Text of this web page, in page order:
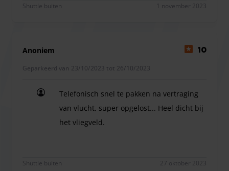
parkeerterrein direct gelegen naast het hoofdkantoor van
theefaciliteiten, vergaderruimtes en print- en
Shuttle buiten 1 november 2023
Anoniem 10
Geparkeerd van 23/10/2023 tot 26/10/2023
Telefonisch snel te pakken na vertraging
van vlucht, super opgelost... Heel dicht bij
het vliegveld.
Shuttle buiten 27 oktober 2023